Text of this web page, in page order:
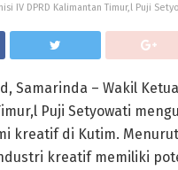
IV DPRD Kalimantan Timur,l Puji
Samarinda – Wakil
Puji Setyowati
kreatif di Kutim.
kreatif memiliki